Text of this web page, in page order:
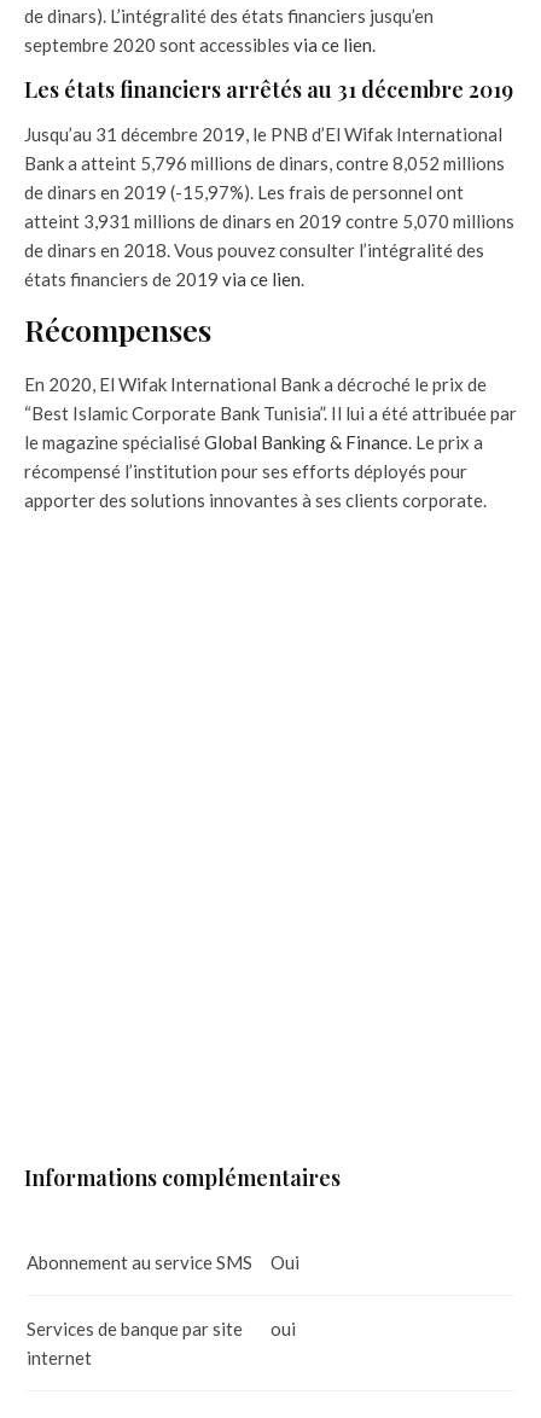
de dinars). L’intégralité des états financiers jusqu’en
septembre 2020 sont accessibles via ce lien.
Les états financiers arrêtés au 31 décembre 2019
Jusqu’au 31 décembre 2019, le PNB d’El Wifak International
Bank a atteint 5,796 millions de dinars, contre 8,052 millions
de dinars en 2019 (-15,97%). Les frais de personnel ont
atteint 3,931 millions de dinars en 2019 contre 5,070 millions
de dinars en 2018. Vous pouvez consulter l’intégralité des
états financiers de 2019 via ce lien.
Récompenses
En 2020, El Wifak International Bank a décroché le prix de
“Best Islamic Corporate Bank Tunisia”. Il lui a été attribuée par
le magazine spécialiséGlobal Banking & Finance. Le prix a
récompensé l’institution pour ses efforts déployés pour
apporter des solutions innovantes à ses clients corporate.
Informations complémentaires
Abonnement au service SMS Oui
Services de banque par site
internet
oui